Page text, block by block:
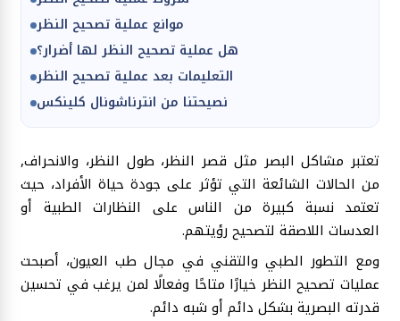
موانع عملية تصحيح النظر
هل عملية تصحيح النظر لها أضرار؟
التعليمات بعد عملية تصحيح النظر
نصيحتنا من انترناشونال كلينكس
تعتبر مشاكل البصر مثل قصر النظر، طول النظر، والانحراف,
من الحالات الشائعة التي تؤثر على جودة حياة الأفراد، حيث
تعتمد نسبة كبيرة من الناس على النظارات الطبية أو
العدسات اللاصقة لتصحيح رؤيتهم.
ومع التطور الطبي والتقني في مجال طب العيون، أصبحت
عمليات تصحيح النظر خيارًا متاحًا وفعالًا لمن يرغب في تحسين
قدرته البصرية بشكل دائم أو شبه دائم.